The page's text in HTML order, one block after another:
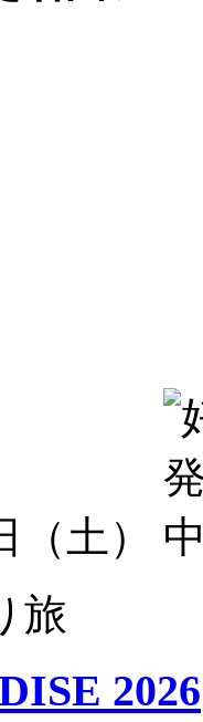
（土）
旅
2026